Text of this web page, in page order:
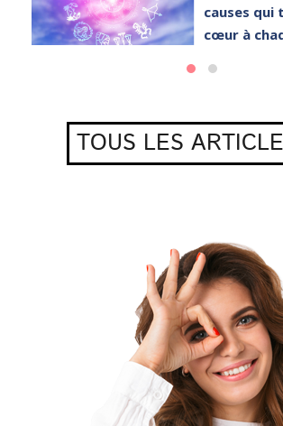
causes qui
cœur à
TOUS LES